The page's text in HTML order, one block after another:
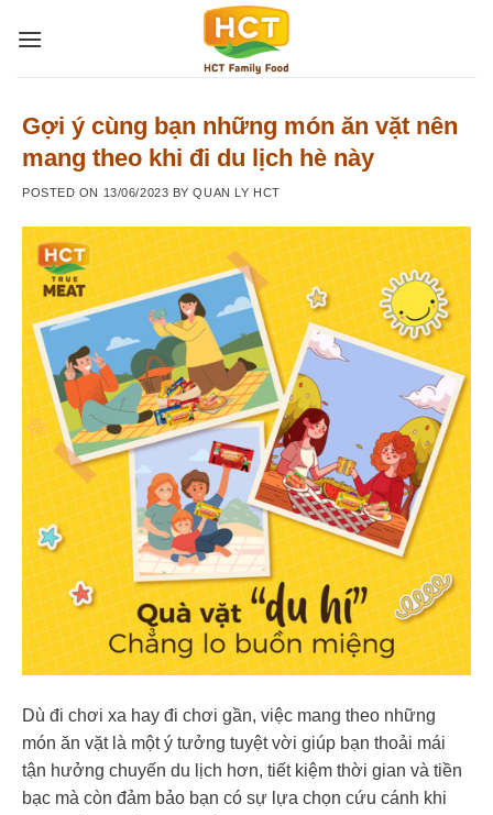
Gợi ý cùng bạn những món ăn vặt nên
mang theo khi đi du lịch hè này
POSTED ON 13/06/2023 BYQUAN LY HCT
Dù đi chơi xa hay đi chơi gần, việc mang theo những
món ăn vặt là một ý tưởng tuyệt vời giúp bạn thoải mái
tận hưởng chuyến du lịch hơn, tiết kiệm thời gian và tiền
bạc mà còn đảm bảo bạn có sự lựa chọn cứu cánh khi